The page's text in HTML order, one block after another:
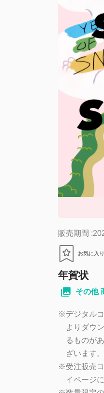
販売期間
お気に入り
年賀状
その他
※デジタル
よりダウ
るものが
ざいます。
※受注販売
イページ